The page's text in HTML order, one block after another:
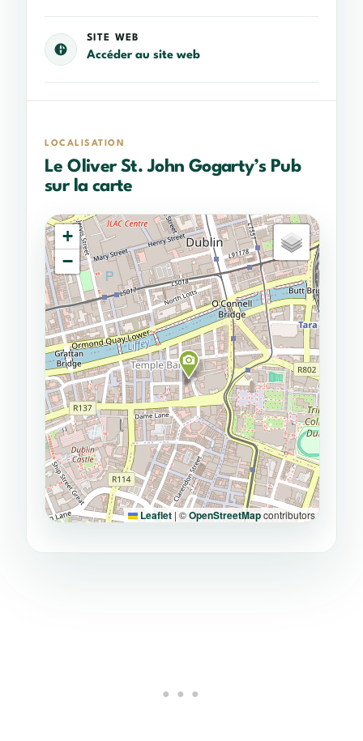
SITE WEB
Accéder au site web
LOCALISATION
Le Oliver St. John Gogarty’s Pub
sur la carte
+
−
Leaflet | ©OpenStreetMapcontributors